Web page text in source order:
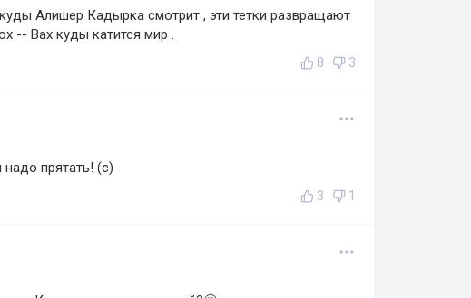
Алишер Кадырка смотрит , эти тетки развращают
-- Вах куды катится мир .
8 3
прятать! (с)
3 1